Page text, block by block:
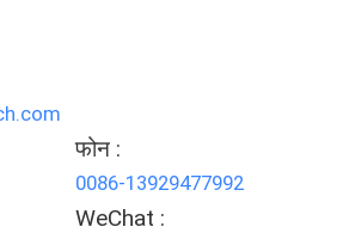
फोन :
0086-13929477992
WeChat :